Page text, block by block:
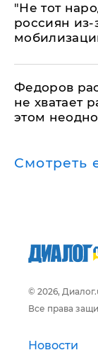
​"Не тот
россиян из-
Федоров
не хватает
этом
Смотреть
© 2026,
Все права
Новости